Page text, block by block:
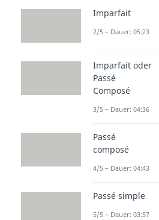
Imparfait
2/5 – Dauer: 05:23
Imparfait oder
Passé
Composé
3/5 – Dauer: 04:36
Passé
composé
4/5 – Dauer: 04:43
Passé simple
5/5 – Dauer: 03:57